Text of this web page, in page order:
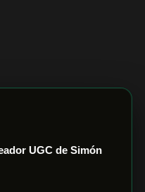
UGC de Simón